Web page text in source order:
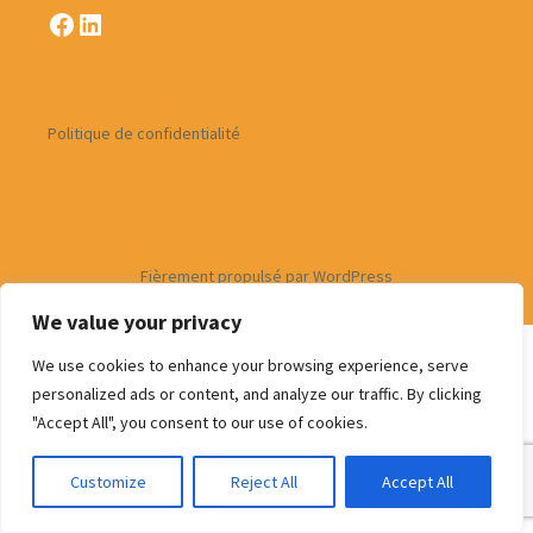
We value your privacy
We use cookies to enhance your browsing experience, serve
personalized ads or content, and analyze our traffic. By clicking
"Accept All", you consent to our use of cookies.
Customize Reject All Accept All
Facebook
LinkedIn
Politique de confidentialité
Fièrement propulsé par WordPress